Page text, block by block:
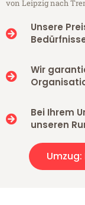
von Leipzig nach
Unsere
Wir
Bei Ihrem
unseren
Umzug: